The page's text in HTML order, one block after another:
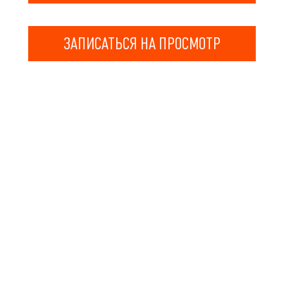
ЗАПИСАТЬСЯ НА ПРОСМОТР